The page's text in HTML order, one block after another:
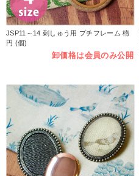
JSP11～14 刺しゅう用 プチフレーム 楕
円 (個)
卸価格は会員のみ公開